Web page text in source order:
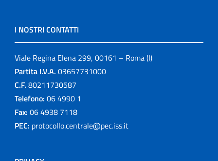
I NOSTRI CONTATTI
Viale Regina Elena 299, 00161 – Roma (I)
Partita I.V.A. 03657731000
C.F. 80211730587
Telefono: 06 4990 1
Fax: 06 4938 7118
PEC: protocollo.centrale@pec.iss.it